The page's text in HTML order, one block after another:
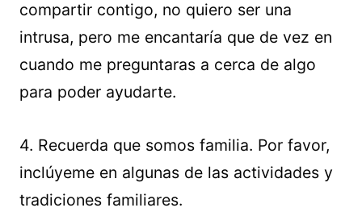
compartir contigo, no quiero ser una
intrusa, pero me encantaría que de vez en
cuando me preguntaras a cerca de algo
para poder ayudarte.
4. Recuerda que somos familia. Por favor,
inclúyeme en algunas de las actividades y
tradiciones familiares.